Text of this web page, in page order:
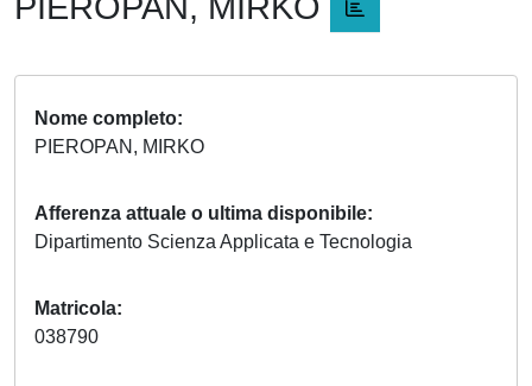
Nome completo
PIEROPAN, MIRKO
Afferenza attuale o ultima disponibile
Dipartimento Scienza Applicata e Tecnologia
Matricola
038790